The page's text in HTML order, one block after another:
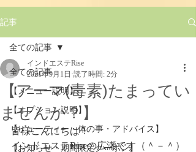
記事
全ての記事
【メニュー説明】
【オプション説明】
【ビューティー・体の事・アドバイス】
【お知らせ・期間限定クーポン】
全ての記事
【アーマ(毒素)たまってい
ませんか？】
インドエステRise
2021年9月1日 読了時間: 2分
皆様こんにちは！
インドエステRiseの広瀬です（＾－＾）